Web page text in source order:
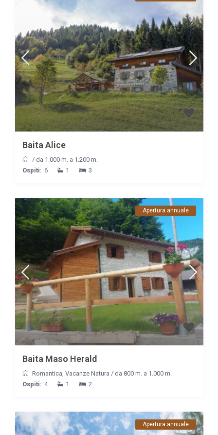
Baita Alice
/ da 1.000 m. a 1.200 m.
Ospiti: 6 1 3
Apertura annuale
Baita Maso Herald
Romantica, Vacanze Natura / da 800 m. a 1.000 m.
Ospiti: 4 1 2
Apertura annuale